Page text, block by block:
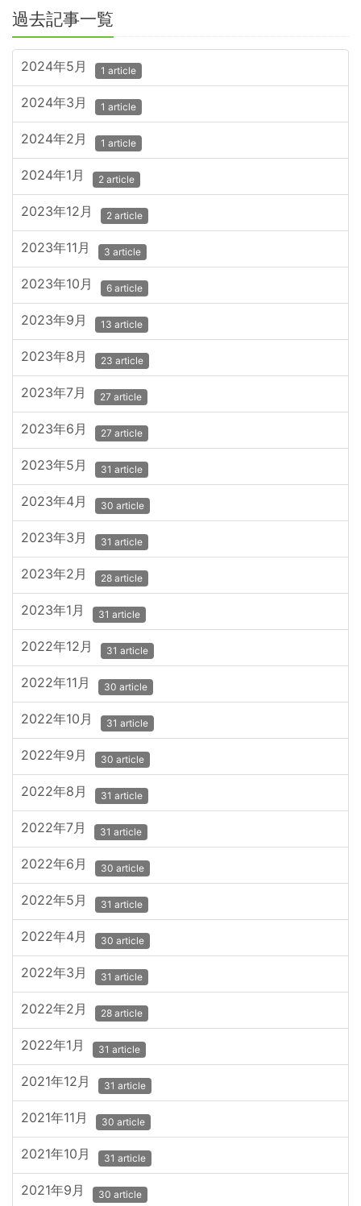
過去記事一覧
2024年5月 1 article
2024年3月 1 article
2024年2月 1 article
2024年1月 2 article
2023年12月 2 article
2023年11月 3 article
2023年10月 6 article
2023年9月 13 article
2023年8月 23 article
2023年7月 27 article
2023年6月 27 article
2023年5月 31 article
2023年4月 30 article
2023年3月 31 article
2023年2月 28 article
2023年1月 31 article
2022年12月 31 article
2022年11月 30 article
2022年10月 31 article
2022年9月 30 article
2022年8月 31 article
2022年7月 31 article
2022年6月 30 article
2022年5月 31 article
2022年4月 30 article
2022年3月 31 article
2022年2月 28 article
2022年1月 31 article
2021年12月 31 article
2021年11月 30 article
2021年10月 31 article
2021年9月 30 article